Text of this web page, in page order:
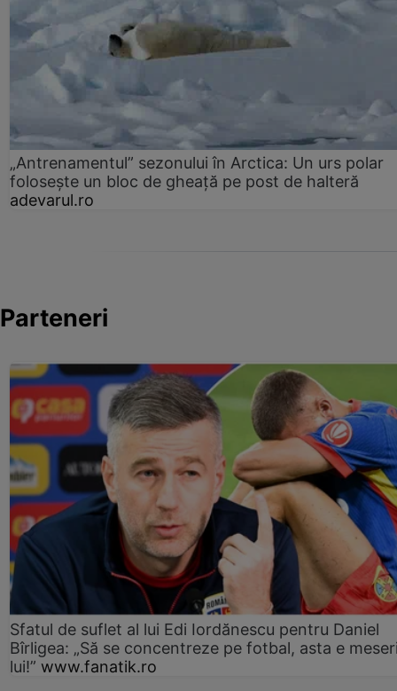
„Antrenamentul” sezonului în Arctica: Un urs polar
folosește un bloc de gheață pe post de halteră
adevarul.ro
Parteneri
Sfatul de suflet al lui Edi Iordănescu pentru Daniel
Bîrligea: „Să se concentreze pe fotbal, asta e
lui!” www.fanatik.ro